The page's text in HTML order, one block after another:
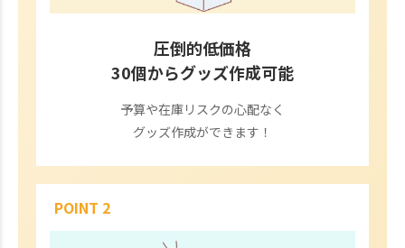
圧倒的低価格
30個からグッズ作成可能
予算や在庫リスクの心配なく
グッズ作成ができます！
POINT 2